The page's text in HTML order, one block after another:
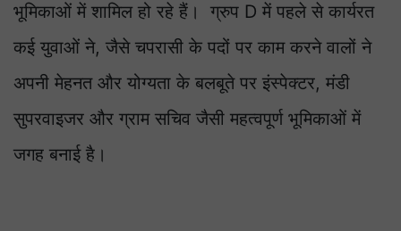
भूमिकाओं में शामिल हो रहे हैं। ग्रुप D में पहले से कार्यरत
कई युवाओं ने, जैसे चपरासी के पदों पर काम करने वालों ने
अपनी मेहनत और योग्यता के बलबूते पर इंस्पेक्टर, मंडी
सुपरवाइजर और ग्राम सचिव जैसी महत्वपूर्ण भूमिकाओं में
जगह बनाई है।